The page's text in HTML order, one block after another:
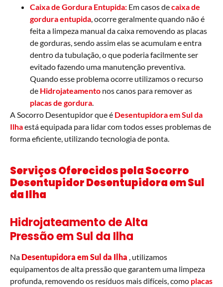
Caixa de Gordura Entupida: Em casos decaixa de
gordura entupida, ocorre geralmente quando não é
feita a limpeza manual da caixa removendo as placas
de gorduras, sendo assim elas se acumulam e entra
dentro da tubulação, o que poderia facilmente ser
evitado fazendo uma manutenção preventiva.
Quando esse problema ocorre utilizamos o recurso
de Hidrojateamento nos canos para remover as
placas de gordura.
A Socorro Desentupidor que é Desentupidora em Sul da
Ilhaestá equipada para lidar com todos esses problemas de
forma eficiente, utilizando tecnologia de ponta.
Serviços Oferecidos pela Socorro
Desentupidor Desentupidora em Sul
da Ilha
Hidrojateamento de Alta
Pressão em Sul da Ilha
Na Desentupidora em Sul da Ilha , utilizamos
equipamentos de alta pressão que garantem uma limpeza
profunda, removendo os resíduos mais difíceis, como placas